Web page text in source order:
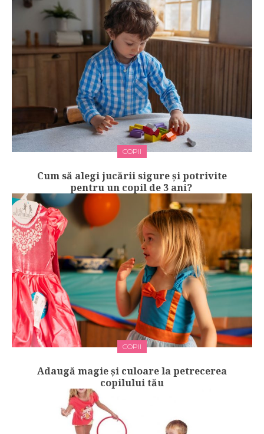
COPII
Cum să alegi jucării sigure și potrivite
pentru un copil de 3 ani?
COPII
Adaugă magie și culoare la petrecerea
copilului tău